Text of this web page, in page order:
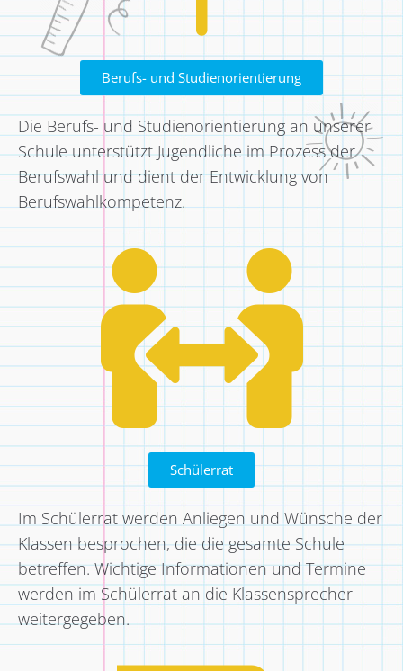
Berufs- und Studienorientierung
Die Berufs- und Studienorientierung an unserer
Schule unterstützt Jugendliche im Prozess der
Berufswahl und dient der Entwicklung von
Berufswahlkompetenz.
Schülerrat
Im Schülerrat werden Anliegen und Wünsche der
Klassen besprochen, die die gesamte Schule
betreffen. Wichtige Informationen und Termine
werden im Schülerrat an die Klassensprecher
weitergegeben.